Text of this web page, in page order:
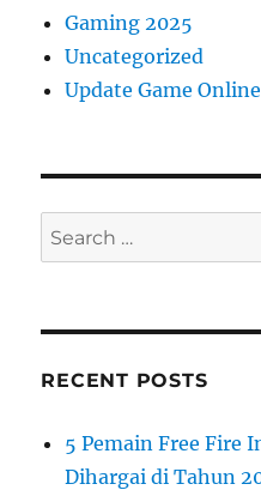
Gaming 2025
Uncategorized
Update Game Online
Search
for:
RECENT POSTS
5 Pemain Free Fire
Dihargai di Tahun